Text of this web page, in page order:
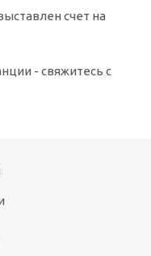
счет на
- свяжитесь с